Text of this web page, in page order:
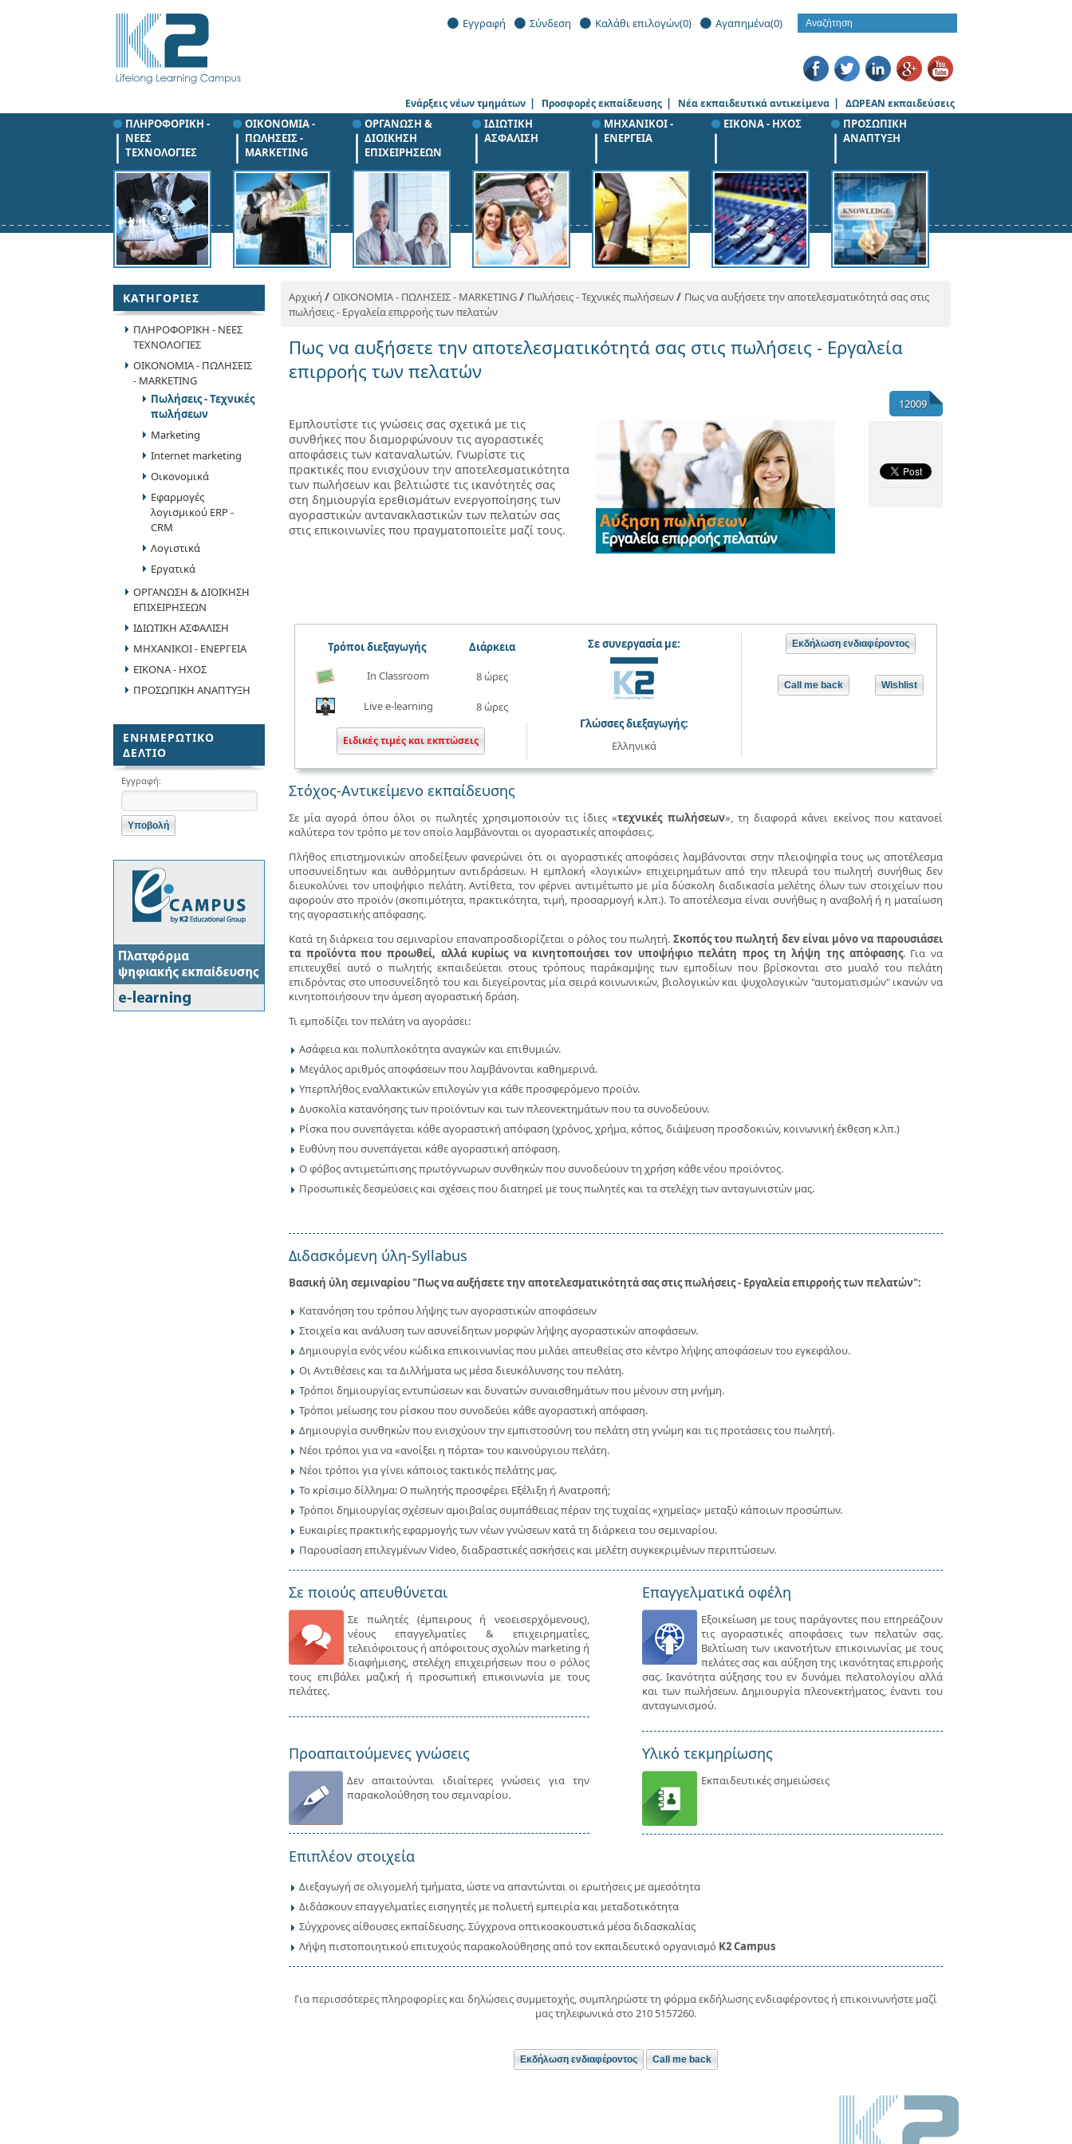
Εγγραφή Σύνδεση Καλάθι επιλογών(0) Αγαπημένα(0)
Ενάρξεις νέων τμημάτων | Προσφορές εκπαίδευσης | Νέα εκπαιδευτικά αντικείμενα | ΔΩΡΕΑΝ εκπαιδεύσεις
ΠΛΗΡΟΦΟΡΙΚΗ -
ΝΕΕΣ
ΤΕΧΝΟΛΟΓΙΕΣ
ΟΙΚΟΝΟΜΙΑ -
ΠΩΛΗΣΕΙΣ -
MARKETING
ΟΡΓΑΝΩΣΗ &
ΔΙΟΙΚΗΣΗ
ΕΠΙΧΕΙΡΗΣΕΩΝ
ΙΔΙΩΤΙΚΗ
ΑΣΦΑΛΙΣΗ
ΜΗΧΑΝΙΚΟΙ -
ΕΝΕΡΓΕΙΑ
ΕΙΚΟΝΑ - ΗΧΟΣ
ΠΡΟΣΩΠΙΚΗ
ΑΝΑΠΤΥΞΗ
ΚΑΤΗΓΟΡΙΕΣ
ΠΛΗΡΟΦΟΡΙΚΗ - ΝΕΕΣ
ΤΕΧΝΟΛΟΓΙΕΣ
ΟΙΚΟΝΟΜΙΑ - ΠΩΛΗΣΕΙΣ
- MARKETING
Πωλήσεις - Τεχνικές
πωλήσεων
Marketing
Internet marketing
Οικονομικά
Εφαρμογές
λογισμικού ERP -
CRM
Λογιστικά
Εργατικά
ΟΡΓΑΝΩΣΗ & ΔΙΟΙΚΗΣΗ
ΕΠΙΧΕΙΡΗΣΕΩΝ
ΙΔΙΩΤΙΚΗ ΑΣΦΑΛΙΣΗ
ΜΗΧΑΝΙΚΟΙ - ΕΝΕΡΓΕΙΑ
ΕΙΚΟΝΑ - ΗΧΟΣ
ΠΡΟΣΩΠΙΚΗ ΑΝΑΠΤΥΞΗ
ΕΝΗΜΕΡΩΤΙΚΟ
ΔΕΛΤΙΟ
Εγγραφή:
Αρχική / ΟΙΚΟΝΟΜΙΑ - ΠΩΛΗΣΕΙΣ - MARKETING/ Πωλήσεις - Τεχνικές πωλήσεων/ Πως να αυξήσετε την αποτελεσματικότητά σας στις
πωλήσεις - Εργαλεία επιρροής των πελατών
Πως να αυξήσετε την αποτελεσματικότητά σας στις πωλήσεις - Εργαλεία
επιρροής των πελατών
12009
Εμπλουτίστε τις γνώσεις σας σχετικά με τις
συνθήκες που διαμορφώνουν τις αγοραστικές
αποφάσεις των καταναλωτών. Γνωρίστε τις
πρακτικές που ενισχύουν την αποτελεσματικότητα
των πωλήσεων και βελτιώστε τις ικανότητές σας
στη δημιουργία ερεθισμάτων ενεργοποίησης των
αγοραστικών αντανακλαστικών των πελατών σας
στις επικοινωνίες που πραγματοποιείτε μαζί τους.
Τρόποι διεξαγωγής
Διάρκεια
In Classroom
8 ώρες
Live e-learning 8 ώρες
Ειδικές τιμές και εκπτώσεις
Σε συνεργασία με:
Γλώσσες διεξαγωγής:
Ελληνικά
Στόχος-Αντικείμενο εκπαίδευσης
Σε μία αγορά όπου όλοι οι πωλητές χρησιμοποιούν τις ίδιες «τεχνικές πωλήσεων», τη διαφορά κάνει εκείνος που κατανοεί
καλύτερα τον τρόπο με τον οποίο λαμβάνονται οι αγοραστικές αποφάσεις.
Πλήθος επιστημονικών αποδείξεων φανερώνει ότι οι αγοραστικές αποφάσεις λαμβάνονται στην πλειοψηφία τους ως αποτέλεσμα
υποσυνείδητων και αυθόρμητων αντιδράσεων. Η εμπλοκή «λογικών» επιχειρημάτων από την πλευρά του πωλητή συνήθως δεν
διευκολύνει τον υποψήφιο πελάτη. Αντίθετα, τον φέρνει αντιμέτωπο με μία δύσκολη διαδικασία μελέτης όλων των στοιχείων που
αφορούν στο προϊόν (σκοπιμότητα, πρακτικότητα, τιμή, προσαρμογή κ.λπ.). Το αποτέλεσμα είναι συνήθως η αναβολή ή η ματαίωση
της αγοραστικής απόφασης.
Κατά τη διάρκεια του σεμιναρίου επαναπροσδιορίζεται ο ρόλος του πωλητή. Σκοπός του πωλητή δεν είναι μόνο να παρουσιάσει
τα προϊόντα που προωθεί, αλλά κυρίως να κινητοποιήσει τον υποψήφιο πελάτη προς τη λήψη της απόφασης. Για να
επιτευχθεί αυτό ο πωλητής εκπαιδεύεται στους τρόπους παράκαμψης των εμποδίων που βρίσκονται στο μυαλό του πελάτη
επιδρόντας στο υποσυνείδητό του και διεγείροντας μία σειρά κοινωνικών, βιολογικών και ψυχολογικών "αυτοματισμών" ικανών να
κινητοποιήσουν την άμεση αγοραστική δράση.
Τι εμποδίζει τον πελάτη να αγοράσει:
Ασάφεια και πολυπλοκότητα αναγκών και επιθυμιών.
Μεγάλος αριθμός αποφάσεων που λαμβάνονται καθημερινά.
Υπερπλήθος εναλλακτικών επιλογών για κάθε προσφερόμενο προϊόν.
Δυσκολία κατανόησης των προϊόντων και των πλεονεκτημάτων που τα συνοδεύουν.
Ρίσκα που συνεπάγεται κάθε αγοραστική απόφαση (χρόνος, χρήμα, κόπος, διάψευση προσδοκιών, κοινωνική έκθεση κ.λπ.)
Ευθύνη που συνεπάγεται κάθε αγοραστική απόφαση.
Ο φόβος αντιμετώπισης πρωτόγνωρων συνθηκών που συνοδεύουν τη χρήση κάθε νέου προϊόντος.
Προσωπικές δεσμεύσεις και σχέσεις που διατηρεί με τους πωλητές και τα στελέχη των ανταγωνιστών μας.
Διδασκόμενη ύλη-Syllabus
Βασική ύλη σεμιναρίου "Πως να αυξήσετε την αποτελεσματικότητά σας στις πωλήσεις - Εργαλεία επιρροής των πελατών":
Κατανόηση του τρόπου λήψης των αγοραστικών αποφάσεων
Στοιχεία και ανάλυση των ασυνείδητων μορφών λήψης αγοραστικών αποφάσεων.
Δημιουργία ενός νέου κώδικα επικοινωνίας που μιλάει απευθείας στο κέντρο λήψης αποφάσεων του εγκεφάλου.
Οι Αντιθέσεις και τα Διλλήματα ως μέσα διευκόλυνσης του πελάτη.
Τρόποι δημιουργίας εντυπώσεων και δυνατών συναισθημάτων που μένουν στη μνήμη.
Τρόποι μείωσης του ρίσκου που συνοδεύει κάθε αγοραστική απόφαση.
Δημιουργία συνθηκών που ενισχύουν την εμπιστοσύνη του πελάτη στη γνώμη και τις προτάσεις του πωλητή.
Νέοι τρόποι για να «ανοίξει η πόρτα» του καινούργιου πελάτη.
Νέοι τρόποι για γίνει κάποιος τακτικός πελάτης μας.
Το κρίσιμο δίλλημα: Ο πωλητής προσφέρει Εξέλιξη ή Ανατροπή;
Τρόποι δημιουργίας σχέσεων αμοιβαίας συμπάθειας πέραν της τυχαίας «χημείας» μεταξύ κάποιων προσώπων.
Ευκαιρίες πρακτικής εφαρμογής των νέων γνώσεων κατά τη διάρκεια του σεμιναρίου.
Παρουσίαση επιλεγμένων Video, διαδραστικές ασκήσεις και μελέτη συγκεκριμένων περιπτώσεων.
Σε ποιούς απευθύνεται
Σε πωλητές (έμπειρους ή νεοεισερχόμενους),
νέους επαγγελματίες & επιχειρηματίες,
τελειόφοιτους ή απόφοιτους σχολών marketing ή
διαφήμισης, στελέχη επιχειρήσεων που ο ρόλος
τους επιβάλει μαζική ή προσωπική επικοινωνία με τους
πελάτες.
Επαγγελματικά οφέλη
Εξοικείωση με τους παράγοντες που επηρεάζουν
τις αγοραστικές αποφάσεις των πελατών σας.
Βελτίωση των ικανοτήτων επικοινωνίας με τους
πελάτες σας και αύξηση της ικανότητας επιρροής
σας. Ικανότητα αύξησης του εν δυνάμει πελατολογίου αλλά
και των πωλήσεων. Δημιουργία πλεονεκτήματος, έναντι του
ανταγωνισμού.
Προαπαιτούμενες γνώσεις
Δεν απαιτούνται ιδιαίτερες γνώσεις για την
παρακολούθηση του σεμιναρίου.
Υλικό τεκμηρίωσης
Εκπαιδευτικές σημειώσεις
Επιπλέον στοιχεία
Διεξαγωγή σε ολιγομελή τμήματα, ώστε να απαντώνται οι ερωτήσεις με αμεσότητα
Διδάσκουν επαγγελματίες εισηγητές με πολυετή εμπειρία και μεταδοτικότητα
Σύγχρονες αίθουσες εκπαίδευσης. Σύγχρονα οπτικοακουστικά μέσα διδασκαλίας
Λήψη πιστοποιητικού επιτυχούς παρακολούθησης από τον εκπαιδευτικό οργανισμό K2 Campus
Για περισσότερες πληροφορίες και δηλώσεις συμμετοχής, συμπληρώστε τη φόρμα εκδήλωσης ενδιαφέροντος ή επικοινωνήστε μαζί
μας τηλεφωνικά στο 210 5157260.